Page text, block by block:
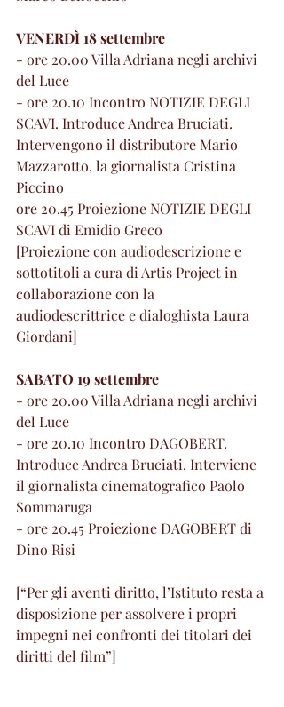
VENERDÌ 18 settembre
- ore 20.00 Villa Adriana negli archivi
del Luce
- ore 20.10 Incontro NOTIZIE DEGLI
SCAVI. Introduce Andrea Bruciati.
Intervengono il distributore Mario
Mazzarotto, la giornalista Cristina
Piccino
ore 20.45 Proiezione NOTIZIE DEGLI
SCAVI di Emidio Greco
[Proiezione con audiodescrizione e
sottotitoli a cura di Artis Project in
collaborazione con la
audiodescrittrice e dialoghista Laura
Giordani]
SABATO 19 settembre
- ore 20.00 Villa Adriana negli archivi
del Luce
- ore 20.10 Incontro DAGOBERT.
Introduce Andrea Bruciati. Interviene
il giornalista cinematografico Paolo
Sommaruga
- ore 20.45 Proiezione DAGOBERT di
Dino Risi
[“Per gli aventi diritto, l’Istituto resta a
disposizione per assolvere i propri
impegni nei confronti dei titolari dei
diritti del film”]